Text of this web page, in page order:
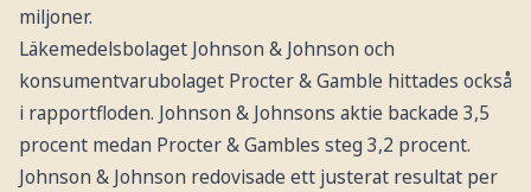
miljoner.
Läkemedelsbolaget Johnson & Johnson och
konsumentvarubolaget Procter & Gamble hittades också
i rapportfloden. Johnson & Johnsons aktie backade 3,5
procent medan Procter & Gambles steg 3,2 procent.
Johnson & Johnson redovisade ett justerat resultat per